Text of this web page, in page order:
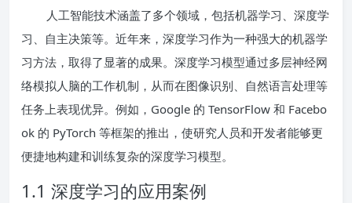
人工智能技术涵盖了多个领域，包括机器学习、深度学
习、自主决策等。近年来，深度学习作为一种强大的机器学
习方法，取得了显著的成果。深度学习模型通过多层神经网
络模拟人脑的工作机制，从而在图像识别、自然语言处理等
任务上表现优异。例如，Google 的 TensorFlow 和 Facebo
ok 的 PyTorch 等框架的推出，使研究人员和开发者能够更
便捷地构建和训练复杂的深度学习模型。
1.1 深度学习的应用案例